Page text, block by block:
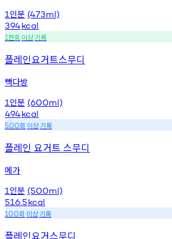
1 인분 (473ml)
394kcal
1천회 이상기록
플레인요거트스무디
빽다방
1 인분 (600ml)
494kcal
500회 이상기록
플레인 요거트 스무디
메가
1 인분 (500ml)
516.5kcal
100회 이상기록
플레인요거스무디